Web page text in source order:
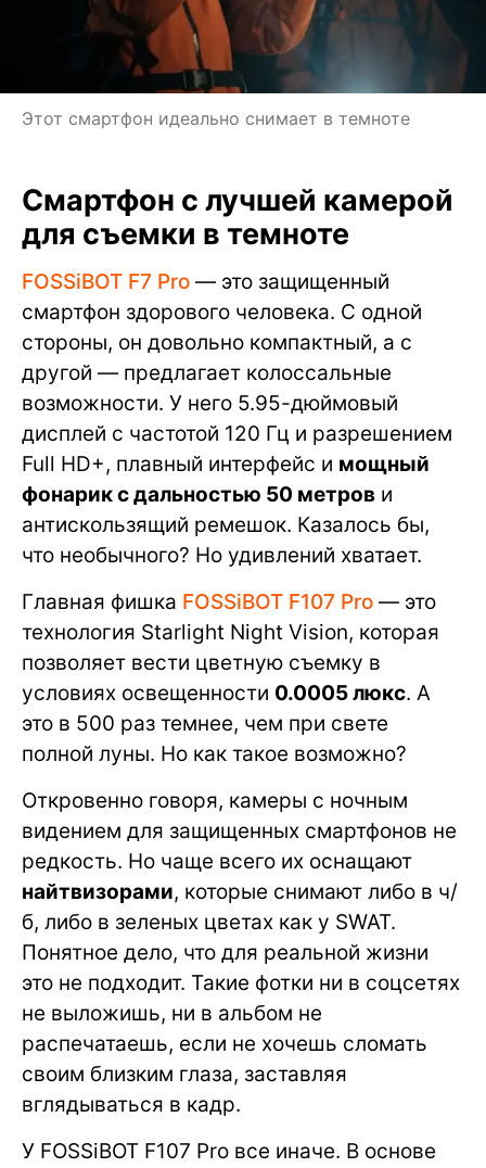
Этот смартфон идеально снимает в темноте
Смартфон с лучшей камерой
для съемки в темноте
FOSSiBOT F7 Pro — это защищенный
смартфон здорового человека. С одной
стороны, он довольно компактный, а с
другой — предлагает колоссальные
возможности. У него 5.95-дюймовый
дисплей с частотой 120 Гц и разрешением
Full HD+, плавный интерфейс и мощный
фонарик с дальностью 50 метров и
антискользящий ремешок. Казалось бы,
что необычного? Но удивлений хватает.
Главная фишка FOSSiBOT F107 Pro — это
технология Starlight Night Vision, которая
позволяет вести цветную съемку в
условиях освещенности 0.0005 люкс. А
это в 500 раз темнее, чем при свете
полной луны. Но как такое возможно?
Откровенно говоря, камеры с ночным
видением для защищенных смартфонов не
редкость. Но чаще всего их оснащают
найтвизорами, которые снимают либо в ч/
б, либо в зеленых цветах как у SWAT.
Понятное дело, что для реальной жизни
это не подходит. Такие фотки ни в соцсетях
не выложишь, ни в альбом не
распечатаешь, если не хочешь сломать
своим близким глаза, заставляя
вглядываться в кадр.
У FOSSiBOT F107 Pro все иначе. В основе